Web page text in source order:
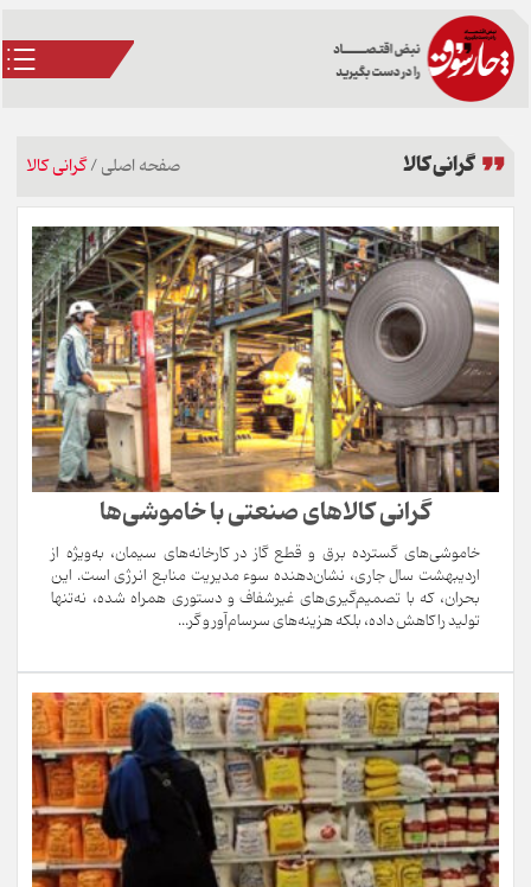
گرانی کالا صفحه اصلی/گرانی کالا
گرانی کالاهای صنعتی با خاموشی‌ها
خاموشی‌های گسترده برق و قطع گاز در کارخانه‌های سیمان، به‌ویژه از
اردیبهشت سال جاری، نشان‌دهنده سوء مدیریت منابع انرژی است. این
بحران، که با تصمیم‌گیری‌های غیرشفاف و دستوری همراه شده، نه‌تنها
تولید را کاهش داده، بلکه هزینه‌های سرسام‌آور و گر...